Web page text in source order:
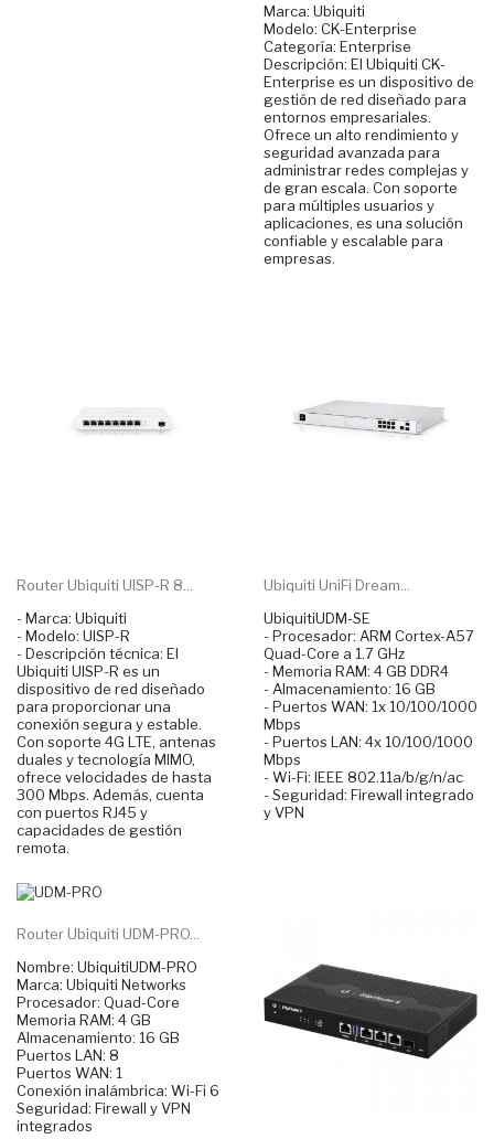
Marca: Ubiquiti
Modelo: CK-Enterprise
Categoría: Enterprise
Descripción: El Ubiquiti CK-
Enterprise es un dispositivo de
gestión de red diseñado para
entornos empresariales.
Ofrece un alto rendimiento y
seguridad avanzada para
administrar redes complejas y
de gran escala. Con soporte
para múltiples usuarios y
aplicaciones, es una solución
confiable y escalable para
empresas.
Router Ubiquiti UISP-R 8...
- Marca: Ubiquiti
- Modelo: UISP-R
- Descripción técnica: El
Ubiquiti UISP-R es un
dispositivo de red diseñado
para proporcionar una
conexión segura y estable.
Con soporte 4G LTE, antenas
duales y tecnología MIMO,
ofrece velocidades de hasta
300 Mbps. Además, cuenta
con puertos RJ45 y
capacidades de gestión
remota.
Ubiquiti UniFi Dream...
UbiquitiUDM-SE
- Procesador: ARM Cortex-A57
Quad-Core a 1.7 GHz
- Memoria RAM: 4 GB DDR4
- Almacenamiento: 16 GB
- Puertos WAN: 1x 10/100/1000
Mbps
- Puertos LAN: 4x 10/100/1000
Mbps
- Wi-Fi: IEEE 802.11a/b/g/n/ac
- Seguridad: Firewall integrado
y VPN
Router Ubiquiti UDM-PRO...
Nombre: UbiquitiUDM-PRO
Marca: Ubiquiti Networks
Procesador: Quad-Core
Memoria RAM: 4 GB
Almacenamiento: 16 GB
Puertos LAN: 8
Puertos WAN: 1
Conexión inalámbrica: Wi-Fi 6
Seguridad: Firewall y VPN
integrados